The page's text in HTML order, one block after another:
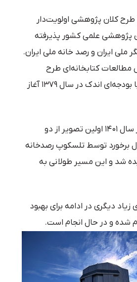
کلان پژوهشی اولویت‌دار
پژوهشی علمی کشور پذیرفته
ملی ایران و رصد خانه ملی ایران.
کتابخانه‌ای طرح
رصدخانه ملی با بودجه‌ای اندک در سال ۱۳۷۹ آغاز
۲۲ سال بعد در سال ۱۴۰۱ اولین تصویر از دو
برخورد توسط تلسکوپ رصدخانه
شد و این مسیر طولانی به
زیاد دیگری در ادامه برای بهبود
شده و در حال انجام است.